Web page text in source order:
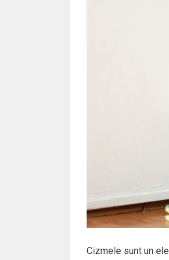
Cizmele sunt un